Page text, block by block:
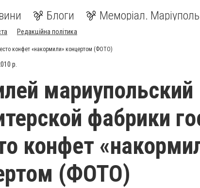
Блоги Меморіал. Маріуполь
Редакційна політика
конфет «накормили» концертом (ФОТО)
р.
мариупольский
фабрики
конфет
(ФОТО)